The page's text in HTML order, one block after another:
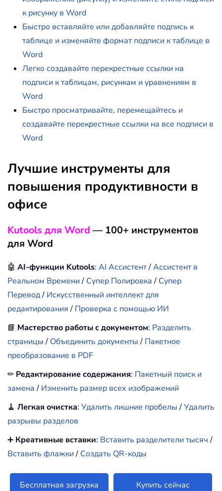
к рисунку в Word
Быстро вставляйте или добавляйте подпись к
таблице и изменяйте формат подписи к таблице в
Word
Легко создавайте перекрестные ссылки на
подписи к таблицам, рисункам и уравнениям в
Word
Быстро просматривайте, перемещайтесь и
создавайте перекрестные ссылки на все подписи в
Word
Лучшие инструменты для
повышения продуктивности в
офисе
Kutools для Word — 100+ инструментов
для Word
🤖 AI-функции Kutools: AI Ассистент/Ассистент в
Реальном Времени/ Супер Полировка/ Супер
Перевод/ Искусственный интеллект для
редактирования/ Проверка с помощью ИИ
📘 Мастерство работы с документом: Разделить
страницы/ Объединить документы/ Пакетное
преобразование в PDF
✏ Редактирование содержания: Пакетный поиск и
замена/ Изменить размер всех изображений
🧹 Легкая очистка: Удалить лишние пробелы/Удалить
разрывы разделов
➕ Креативные вставки: Вставить разделители тысяч/
Вставить флажки/ Создать QR-коды
Бесплатная загрузка Купить сейчас